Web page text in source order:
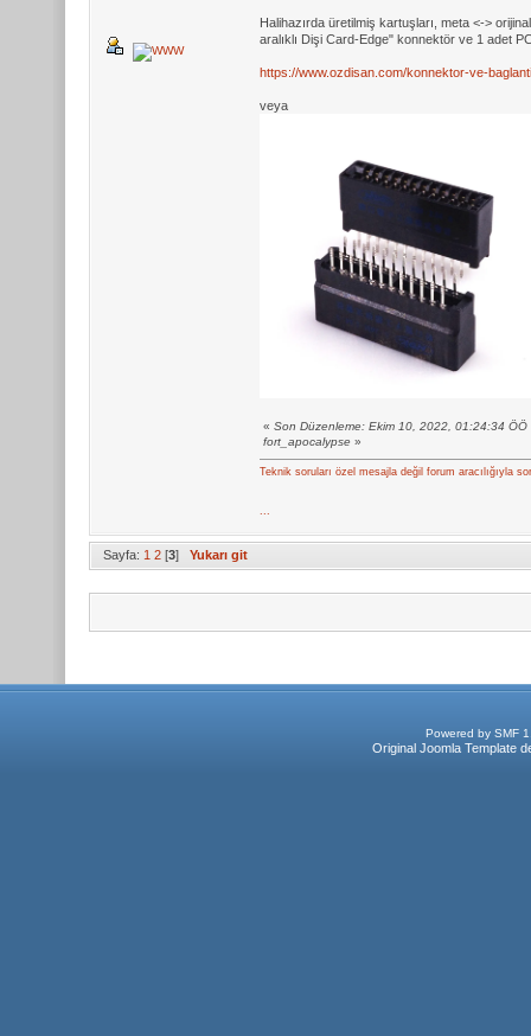
Halihazırda üretilmiş kartuşları, meta <->
aralıklı Dişi Card-Edge" konnektör ve 1 adet
https://www.ozdisan.com/konnektor-ve-
veya
« Son Düzenleme: Ekim 10, 2022, 01:24:34 ÖÖ
fort_apocalypse »
Teknik soruları özel mesajla değil forum aracılığıyla
...
Sayfa: 1 2 [3] Yukarı git
Powered by SMF
Original Joomla Template